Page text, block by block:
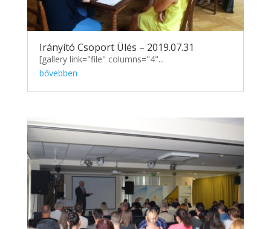
Irányító Csoport Ülés – 2019.07.31
[gallery link="file" columns="4"...
bővebben